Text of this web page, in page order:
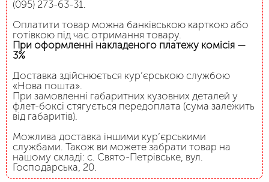
(095) 273-63-31.
Оплатити товар можна банківською карткою або
готівкою під час отримання товару.
При оформленні накладеного платежу комісія —
3%
Доставка здійснюється кур’єрською службою
«Нова пошта».
При замовленні габаритних кузовних деталей у
флет-боксі стягується передоплата (сума залежить
від габаритів).
Можлива доставка іншими кур’єрськими
службами. Також ви можете забрати товар на
нашому складі: с. Свято-Петрівське, вул.
Господарська, 20.